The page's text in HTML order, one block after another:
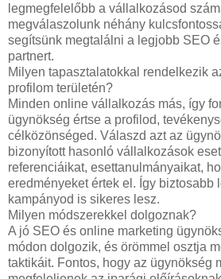
legmegfelelőbb a vállalkozásod
megválaszolunk néhány
segítsünk megtalálni a legjobb SEO
partnert.
Milyen tapasztalatokkal rendelkezik
profilom területén?
Minden online vállalkozás más, így
ügynökség értse a profilod,
célközönséged. Válaszd azt az
bizonyított hasonló vállalkozások
referenciáikat, esettanulmányaikat,
eredményeket értek el. Így biztosabb
kampányod is sikeres lesz.
Milyen módszerekkel dolgoznak?
A jó SEO és online marketing
módon dolgozik, és örömmel osztja
taktikáit. Fontos, hogy az ügynökség